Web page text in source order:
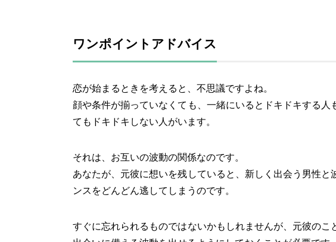
ワンポイントアドバイス
恋が始まるときを考えると、不思議ですよね。
顔や条件が揃っていなくても、一緒にいるとドキドキする
てもドキドキしない人がいます。
それは、お互いの波動の関係なのです。
あなたが、元彼に想いを残していると、新しく出会う男性
ンスをどんどん逃してしまうのです。
すぐに忘れられるものではないかもしれませんが、元彼の